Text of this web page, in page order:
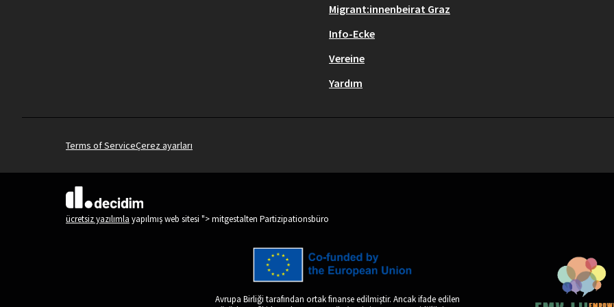
Migrant:innenbeirat Graz
Info-Ecke
Vereine
Yardım
Terms of ServiceÇerez ayarları
(Dış bağlantı)
ücretsiz yazılımla yapılmış web sitesi "> mitgestalten Partizipationsbüro
Avrupa Birliği tarafından ortak finanse edilmiştir. Ancak ifade edilen